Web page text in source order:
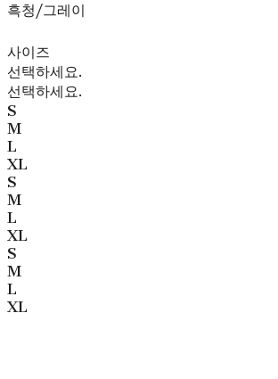
흑청/그레이
사이즈
선택하세요.
선택하세요.
S
M
L
XL
S
M
L
XL
S
M
L
XL